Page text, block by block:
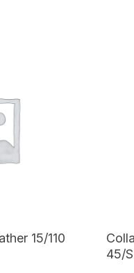
15/110
45/S